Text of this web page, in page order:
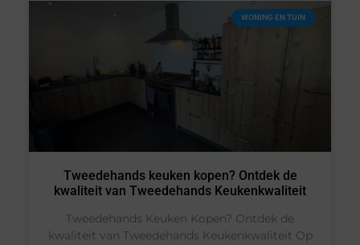
WONING EN TUIN
Tweedehands keuken kopen? Ontdek de
kwaliteit van Tweedehands Keukenkwaliteit
Tweedehands Keuken Kopen? Ontdek de
kwaliteit van Tweedehands Keukenkwaliteit Op